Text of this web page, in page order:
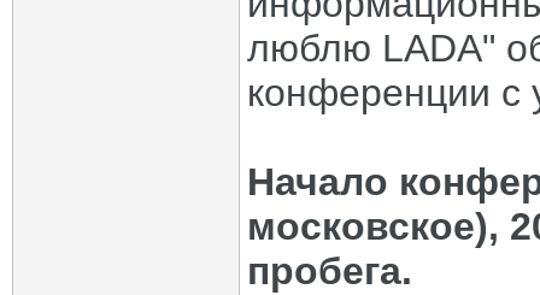
люблю LADA"
конференции с
Начало
московское),
пробега.